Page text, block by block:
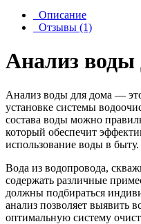
Описание
Отзывы (1)
Анализ воды
Анализ воды для дома —
установке системы
состава воды можно
который обеспечит
использование воды в быту.
Вода из водопровода,
содержать различные
должны подбираться
анализ позволяет выявить
оптимальную систему